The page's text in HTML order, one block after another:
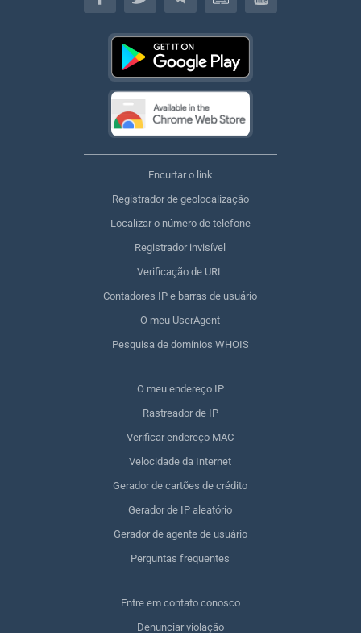
Encurtar o link
Registrador de geolocalização
Localizar o número de telefone
Registrador invisível
Verificação de URL
Contadores IP e barras de usuário
O meu UserAgent
Pesquisa de domínios WHOIS
O meu endereço IP
Rastreador de IP
Verificar endereço MAC
Velocidade da Internet
Gerador de cartões de crédito
Gerador de IP aleatório
Gerador de agente de usuário
Perguntas frequentes
Entre em contato conosco
Denunciar violação